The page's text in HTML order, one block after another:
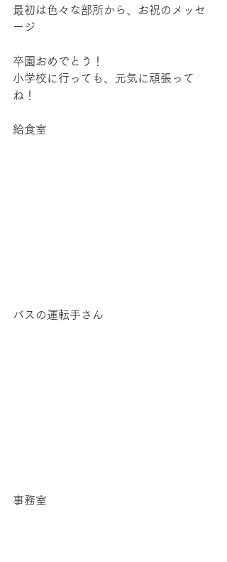
最初は色々な部所から、お祝のメッセ
ージ
卒園おめでとう！
小学校に行っても、元気に頑張って
ね！
給食室
バスの運転手さん
事務室